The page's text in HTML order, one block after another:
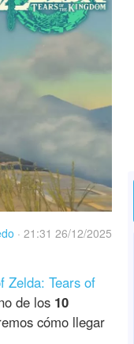
· 21:31 26/12/2025
Zelda: Tears of
de los 10
cómo llegar